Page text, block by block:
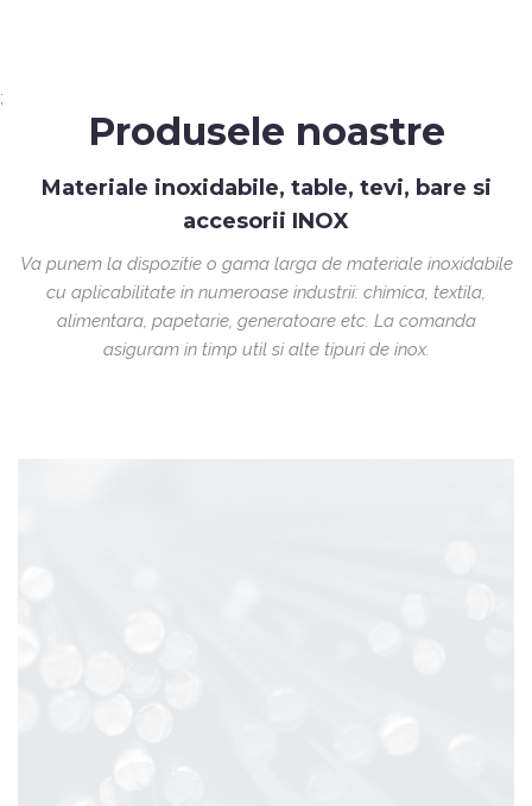
;
Produsele noastre
Materiale inoxidabile, table, tevi, bare si
accesorii INOX
Va punem la dispozitie o gama larga de materiale inoxidabile
cu aplicabilitate in numeroase industrii: chimica, textila,
alimentara, papetarie, generatoare etc. La comanda
asiguram in timp util si alte tipuri de inox.